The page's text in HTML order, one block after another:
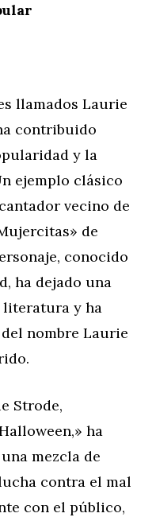
llamados Laurie
contribuido
y la
ejemplo clásico
vecino de
de
conocido
ha dejado una
literatura y ha
nombre Laurie
Strode,
ha
mezcla de
contra el mal
con el público,